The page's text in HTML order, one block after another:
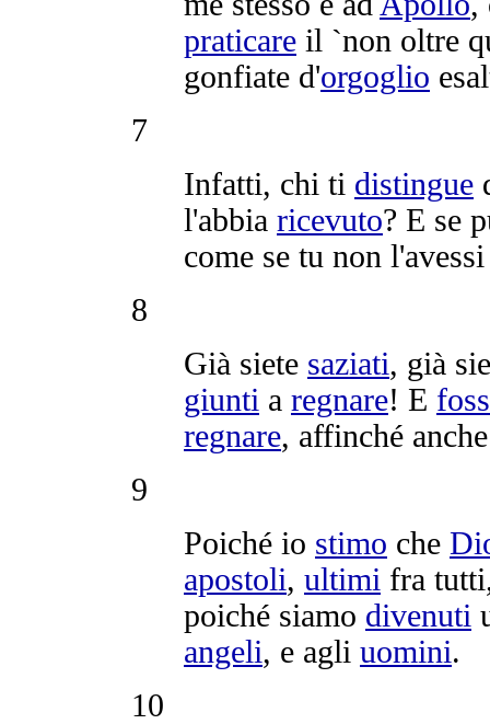
praticare il `non oltre
gonfiate d'orgoglio
7
Infatti, chi ti distingue
l'abbia ricevuto? E se
come se tu non
8
Già siete saziati, già
giunti a regnare! E
regnare, affinché
9
Poiché io stimo che
apostoli, ultimi fra
poiché siamo divenuti
angeli, e agli uomini.
10